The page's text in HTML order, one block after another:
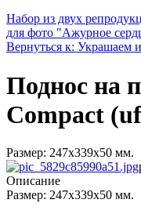
Набор из двух
для фото "Ажурное
Вернуться к: Украшаем
Поднос на
Compact
Размер: 247х339х50 мм.
Описание
Размер: 247х339х50 мм.